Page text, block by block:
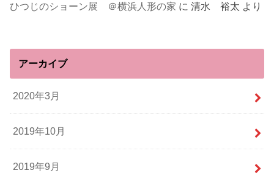
ひつじのショーン展 ＠横浜人形の家 に清水 裕太 より
アーカイブ
2020年3月
2019年10月
2019年9月